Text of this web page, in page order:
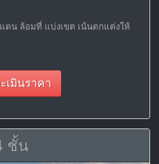
ดน ล้อมที่ แบ่งเขต เน้นตกแต่งให้
เมินราคา
ชั้น